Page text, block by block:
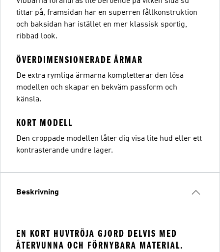
tittar på, framsidan har en superren fållkonstruktion
och baksidan har istället en mer klassisk sportig,
ribbad look.
ÖVERDIMENSIONERADE ÄRMAR
De extra rymliga ärmarna kompletterar den lösa
modellen och skapar en bekväm passform och
känsla.
KORT MODELL
Den croppade modellen låter dig visa lite hud eller ett
kontrasterande undre lager.
Beskrivning
EN KORT HUVTRÖJA GJORD DELVIS MED
ÅTERVUNNA OCH FÖRNYBARA MATERIAL.